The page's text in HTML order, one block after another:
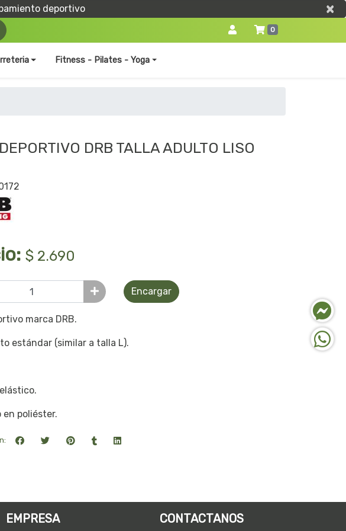
deportivo ×
×
0
Fitness - Pilates - Yoga
DRB TALLA ADULTO LISO
$ 2.690
Encargar
marca DRB.
estándar (similar a talla L).
en poliéster.
EMPRESA CONTACTANOS